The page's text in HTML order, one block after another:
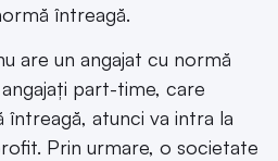
întreagă.
are un angajat cu normă
part-time, care
atunci va intra la
Prin urmare, o societate